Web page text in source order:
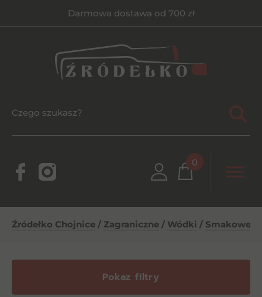
Darmowa dostawa od 700 zł
0
Źródełko Chojnice / Zagraniczne / Wódki / Smakowe
Pokaz filtry